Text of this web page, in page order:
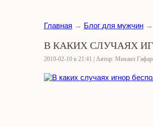
Главная → Блог для мужчин →
В КАКИХ СЛУЧАЯХ
2019-02-10 в 21:41 | Автор: Михаил